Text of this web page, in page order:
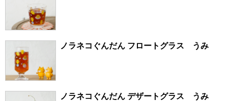
ノラネコぐんだん フロートグラス うみ
ノラネコぐんだん デザートグラス うみ